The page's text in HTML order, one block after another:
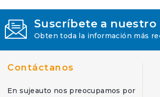
Suscríbete a
Obten toda la información más
Contáctanos
En sujeauto nos preocupamos por